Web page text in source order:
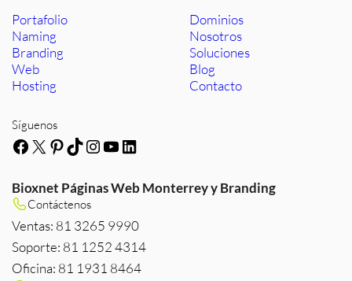
Portafolio
Naming
Branding
Web
Hosting
Dominios
Nosotros
Soluciones
Blog
Contacto
Síguenos
Facebook
X Pinterest
TikTok
Instagram
YouTube
LinkedIn
Bioxnet Páginas Web Monterrey y Branding
Contáctenos
Ventas: 81 3265 9990
Soporte: 81 1252 4314
Oficina: 81 1931 8464